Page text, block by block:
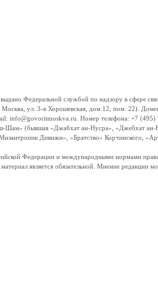
Федеральной службой по надзору в сфере
ул. 3-я Хорошевская, дом 12, пом. 22).
info@govoritmoskva.ru. Номер телефона: +7
Шам» (бывшая «Джабхат ан-Нусра», «Джебхат ан-
Дивижн», «Братство» Корчинского,
Федерации и международными нормами
является обязательной. Мнение редакции